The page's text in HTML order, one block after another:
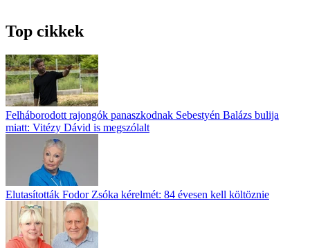
Top cikkek
Felháborodott rajongók panaszkodnak Sebestyén Balázs bulija
miatt: Vitézy Dávid is megszólalt
Elutasították Fodor Zsóka kérelmét: 84 évesen kell költöznie